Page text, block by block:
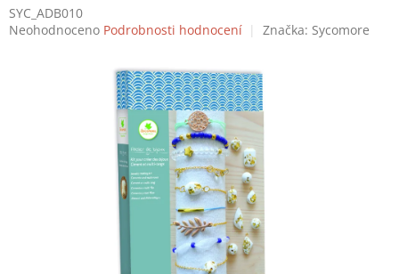
SYC_ADB010
Průměrné
Neohodnoceno Podrobnosti hodnocení Značka: Sycomore